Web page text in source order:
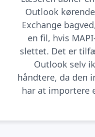
Outlook
Exchange
en fil, hvis
slettet. Det er
Outlook selv
håndtere, da den
har at importere